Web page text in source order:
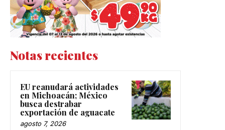
Notas recientes
EU reanudará actividades
en Michoacán; México
busca destrabar
exportación de aguacate
agosto 7, 2026